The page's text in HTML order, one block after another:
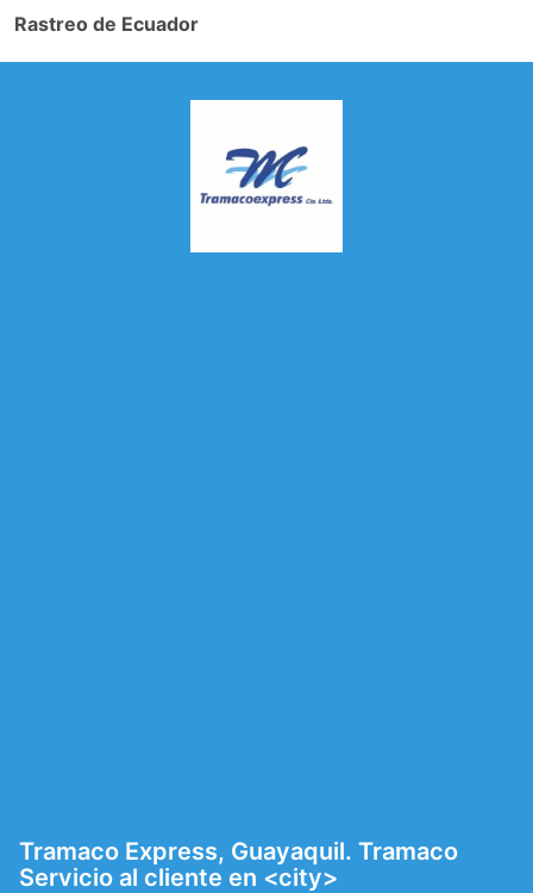
Rastreo de Ecuador
Tramaco Express, Guayaquil. Tramaco
Servicio al cliente en <city>